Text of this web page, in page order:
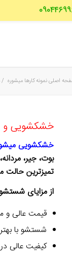
اصلی نمونه کارها میشوره /
خشکشویی و
خشکشویی
بوت، جیر،
تمیزترین
از مزایای
قیمت عالی و
شستشو با
کیفیت عالی